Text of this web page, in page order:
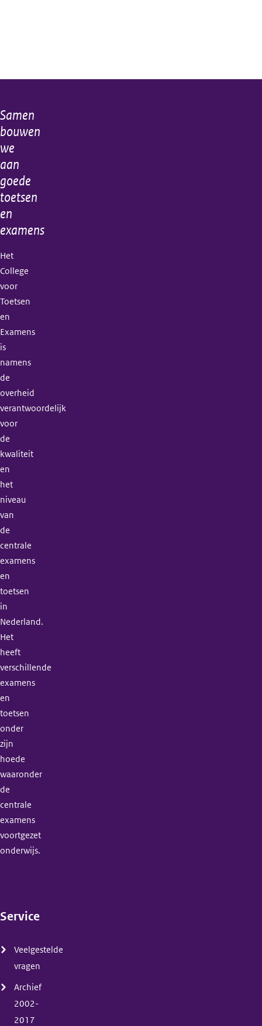
Algemene
informatie
Samen
bouwen
we
aan
goede
toetsen
en
examens
Het
College
voor
Toetsen
en
Examens
is
namens
de
overheid
verantwoordelijk
voor
de
kwaliteit
en
het
niveau
van
de
centrale
examens
en
toetsen
in
Nederland.
Het
heeft
verschillende
examens
en
toetsen
onder
zijn
hoede
waaronder
de
centrale
examens
voortgezet
onderwijs.
Service
Veelgestelde
vragen
Archief
2002-
2017